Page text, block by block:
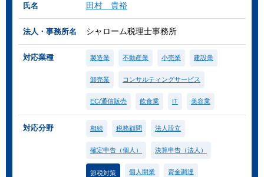
氏名 田村 貴裕
法人・事務所名 シャローム税理士事務所
対応業種 製造業 不動産業 小売業 建設業
卸売業 コンサルティングサービス
EC/通信販売 飲食業 IT 美容業
対応分野 相続 税務顧問 法人設立
確定申告（個人） 決算申告（法人）
節税対策 個人開業 資金調達